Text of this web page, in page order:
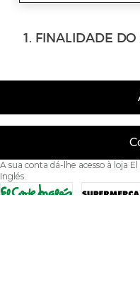
A sua conta dá-lhe acesso à loja
Inglés.